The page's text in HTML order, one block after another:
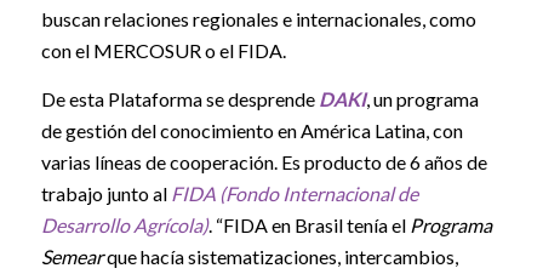
buscan relaciones regionales e internacionales, como
con el MERCOSUR o el FIDA.
De esta Plataforma se desprende DAKI, un programa
de gestión del conocimiento en América Latina, con
varias líneas de cooperación. Es producto de 6 años de
trabajo junto al FIDA (Fondo Internacional de
Desarrollo Agrícola). “FIDA en Brasil tenía el Programa
Semearque hacía sistematizaciones, intercambios,